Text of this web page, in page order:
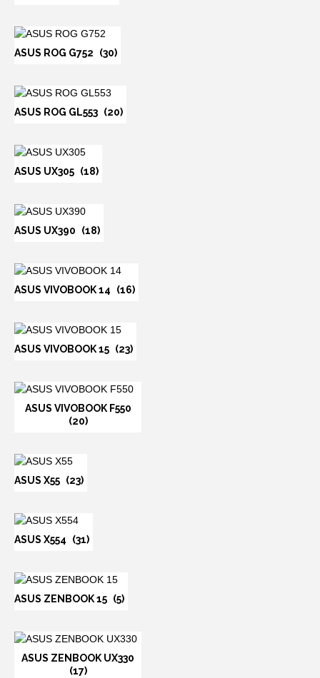
ASUS ROG G752 (30)
ASUS ROG GL553 (20)
ASUS UX305 (18)
ASUS UX390 (18)
ASUS VIVOBOOK 14 (16)
ASUS VIVOBOOK 15 (23)
ASUS VIVOBOOK F550
(20)
ASUS X55 (23)
ASUS X554 (31)
ASUS ZENBOOK 15 (5)
ASUS ZENBOOK UX330
(17)